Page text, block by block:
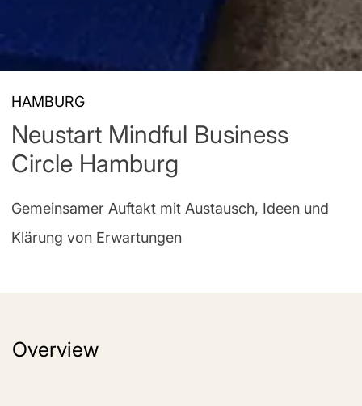
HAMBURG
Neustart Mindful Business
Circle Hamburg
Gemeinsamer Auftakt mit Austausch, Ideen und
Klärung von Erwartungen
Overview